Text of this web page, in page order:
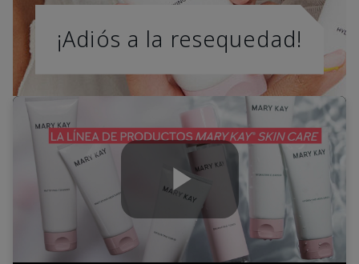
¡Adiós a la resequedad!
Play